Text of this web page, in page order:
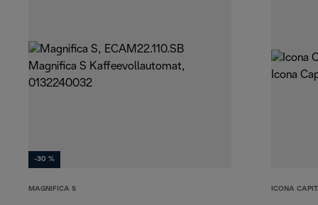
-30 %
MAGNIFICA S ICONA